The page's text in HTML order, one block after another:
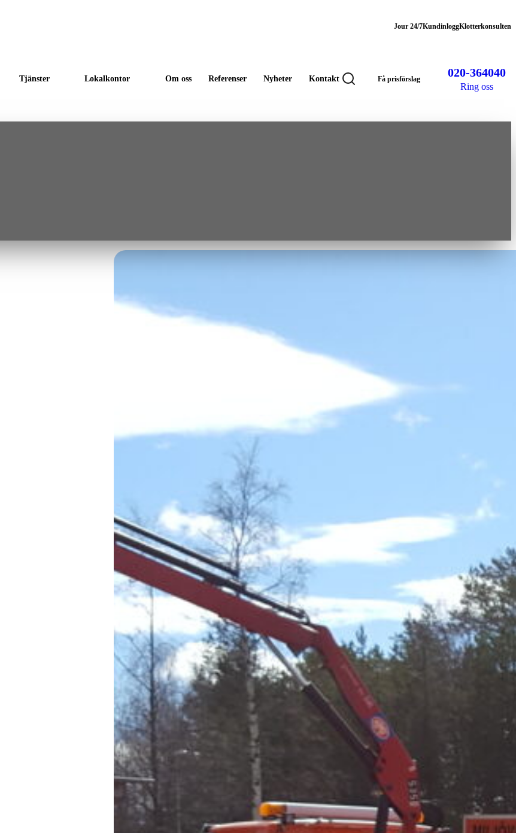
Jour 24/7KundinloggKlotterkonsulten
Tjänster Lokalkontor Om oss Referenser Nyheter Kontakt Få prisförslag 020-364040
Ring oss